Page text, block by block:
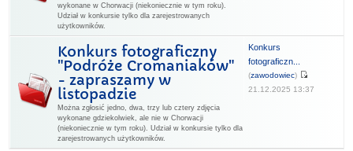
wykonane w Chorwacji (niekoniecznie w tym roku).
Udział w konkursie tylko dla zarejestrowanych
użytkowników.
Konkurs fotograficzny
"Podróże Cromaniaków"
- zapraszamy w
listopadzie
Można zgłosić jedno, dwa, trzy lub cztery zdjęcia
wykonane gdziekolwiek, ale nie w Chorwacji
(niekoniecznie w tym roku). Udział w konkursie tylko dla
zarejestrowanych użytkowników.
Konkurs
fotograficzn...
(zawodowiec)
21.12.2025 13:37